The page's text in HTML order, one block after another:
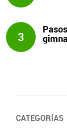
3
CATEGORÍAS